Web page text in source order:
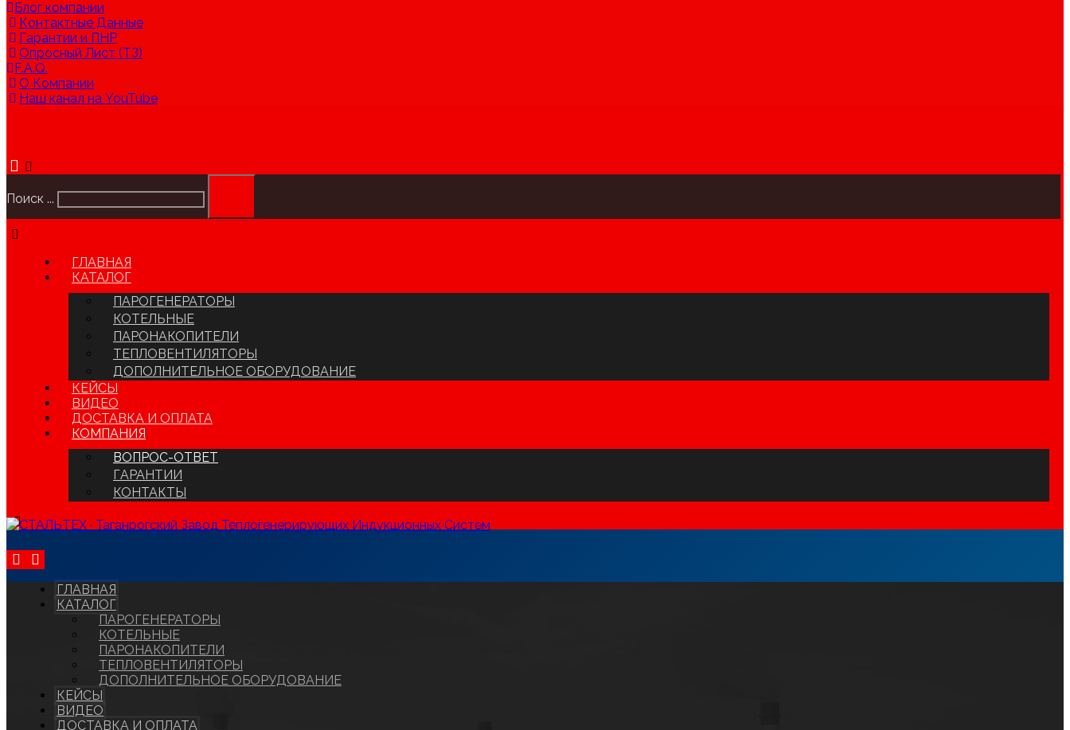
Блог компании
Контактные Данные
Гарантии и ПНР
Опросный Лист (ТЗ)
F.A.Q.
О Компании
Наш канал на YouTube
Поиск ...
ГЛАВНАЯ
КАТАЛОГ
ПАРОГЕНЕРАТОРЫ
КОТЕЛЬНЫЕ
ПАРОНАКОПИТЕЛИ
ТЕПЛОВЕНТИЛЯТОРЫ
ДОПОЛНИТЕЛЬНОЕ ОБОРУДОВАНИЕ
КЕЙСЫ
ВИДЕО
ДОСТАВКА И ОПЛАТА
КОМПАНИЯ
ВОПРОС-ОТВЕТ
ГАРАНТИИ
КОНТАКТЫ
ГЛАВНАЯ
КАТАЛОГ
ПАРОГЕНЕРАТОРЫ
КОТЕЛЬНЫЕ
ПАРОНАКОПИТЕЛИ
ТЕПЛОВЕНТИЛЯТОРЫ
ДОПОЛНИТЕЛЬНОЕ ОБОРУДОВАНИЕ
КЕЙСЫ
ВИДЕО
ДОСТАВКА И ОПЛАТА